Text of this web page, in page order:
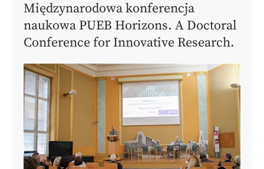
Międzynarodowa konferencja
naukowa PUEB Horizons. A Doctoral
Conference for Innovative Research.